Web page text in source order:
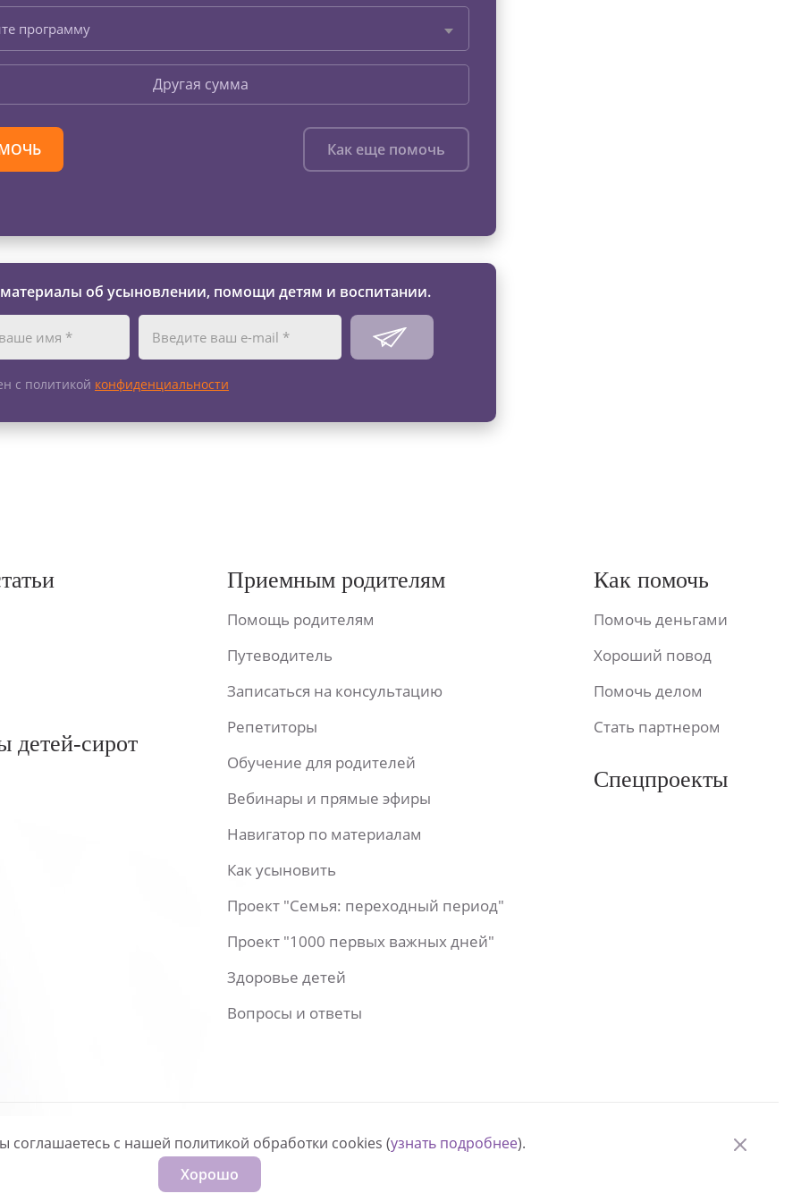
программу
Другая сумма
Как еще помочь
об усыновлении, помощи детям и воспитании.
с политикой конфиденциальности
детей-сирот
Приемным родителям
Помощь родителям
Путеводитель
Записаться на консультацию
Репетиторы
Обучение для родителей
Вебинары и прямые эфиры
Навигатор по материалам
Как усыновить
Проект "Семья: переходный период"
Проект "1000 первых важных дней"
Здоровье детей
Вопросы и ответы
Как помочь
Помочь деньгами
Хороший повод
Помочь делом
Стать партнером
Спецпроекты
соглашаетесь с нашей политикой обработки cookies (узнать подробнее).
Хорошо